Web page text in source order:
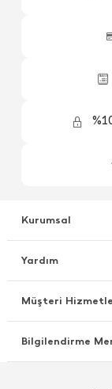
Kurumsal
Yardım
Müşteri
Bilgilendirme